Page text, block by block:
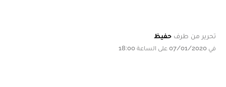
تحرير من طرف حفيظ
في 07/01/2020 على الساعة 18:00